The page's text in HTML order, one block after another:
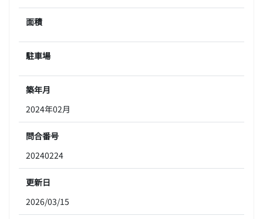
面積
駐車場
築年月
2024年02月
問合番号
20240224
更新日
2026/03/15